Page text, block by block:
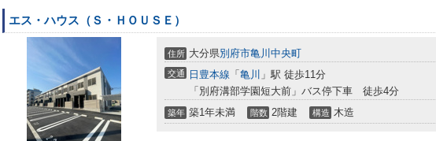
エス・ハウス（Ｓ・ＨＯＵＳＥ）
住所 大分県別府市亀川中央町
交通 日豊本線 「 亀川 」駅 徒歩11分
「別府溝部学園短大前」バス停下車 徒歩4分
築年 築1年未満 階数 2階建 構造 木造